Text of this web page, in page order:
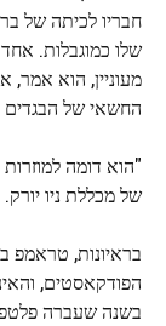
חבריו לכיתה של
שלו כמוגבלות.
מעוניין, הוא
החשאי של
"הוא דומה
של מכללת ניו
בראיונות, טראמפ
הפודקאסטים,